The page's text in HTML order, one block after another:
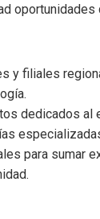
y filiales
dedicados al
para sumar